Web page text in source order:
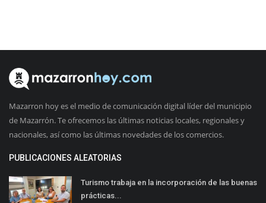
Mazarron hoy es el medio de comunicación digital líder del municipio
de Mazarrón. Te ofrecemos las últimas noticias locales, regionales y
nacionales, así como las últimas novedades de los comercios.
PUBLICACIONES ALEATORIAS
Turismo trabaja en la incorporación de las buenas
prácticas...